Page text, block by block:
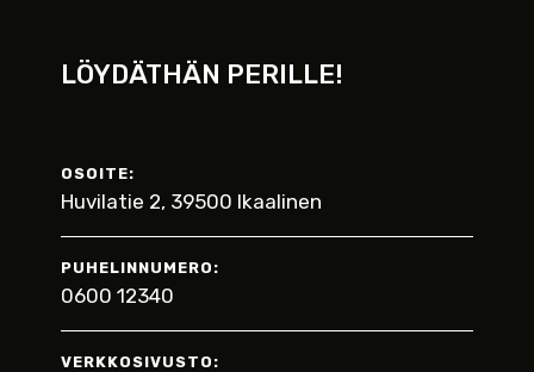
LÖYDÄTHÄN PERILLE!
OSOITE:
Huvilatie 2, 39500 Ikaalinen
PUHELINNUMERO:
0600 12340
VERKKOSIVUSTO: